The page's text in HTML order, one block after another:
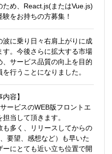
ため、React.js(またはVue.js)
験をお持ちの方募集！
波に乗り日々右肩上がりに成
す。今後さらに拡大する市場
、サービス品質の向上を目的
を行うことになりました。
内容】
ービスのWEB版フロントエ
担当して頂きます。
も多く、リリースしてからの
要望、感想など）も早いた
ーにとても近い立ち位置で開